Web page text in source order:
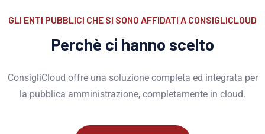
GLI ENTI PUBBLICI CHE SI SONO AFFIDATI A CONSIGLICLOUD
Perchè ci hanno scelto
ConsigliCloud offre una soluzione completa ed integrata per
la pubblica amministrazione, completamente in cloud.